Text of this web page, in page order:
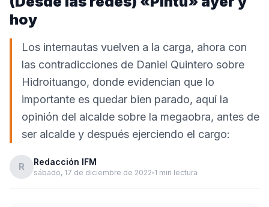
hoy
Los internautas vuelven a la carga, ahora con
las contradicciones de Daniel Quintero sobre
Hidroituango, donde evidencian que lo
importante es quedar bien parado, aquí la
opinión del alcalde sobre la megaobra, antes de
ser alcalde y después ejerciendo el cargo:
R Redacción IFM
sábado, 17 de diciembre de 2022 1 min lectura